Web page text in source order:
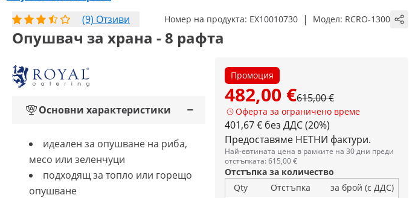
(9) Отзиви
Номер на продукта: EX10010730 | Модел: RCRO-1300
Опушвач за храна - 8 рафта
Промоция
482,00 €615,00 €
Оферта за ограничено време
401,67 € без ДДС (20%)
Предоставяме НЕТНИ фактури.
Най-евтината цена в рамките на 30 дни преди
отстъпката: 615,00 €
Отстъпка за количество
Qty
Отстъпка
за брой (с ДДС)
Основни характеристики
идеален за опушване на риба,
месо или зеленчуци
подходящ за топло или горещо
опушване